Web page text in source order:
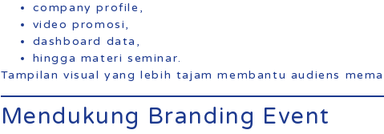
company profile,
video promosi,
dashboard data,
hingga materi seminar.
Tampilan visual yang lebih tajam membantu audiens
Mendukung Branding Event